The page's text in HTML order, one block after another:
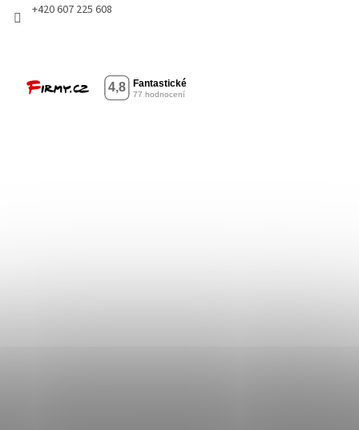
+420 607 225 608